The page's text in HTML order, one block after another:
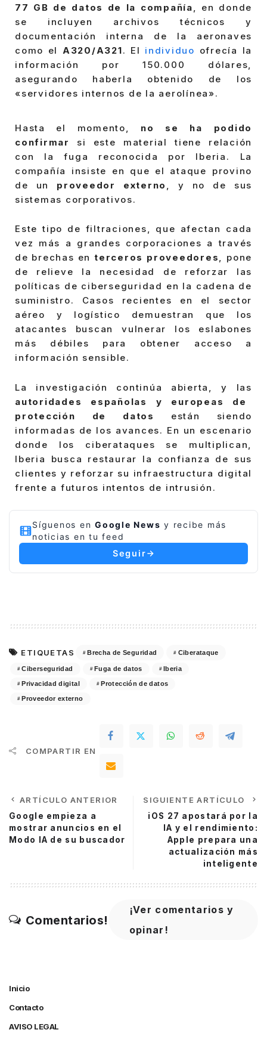
77 GB de datos de la compañía, en donde
se incluyen archivos técnicos y
documentación interna de la aeronaves
como el A320/A321. El individuo ofrecía la
información por 150.000 dólares,
asegurando haberla obtenido de los
«servidores internos de la aerolínea».
Hasta el momento, no se ha podido
confirmar
si este material tiene relación
con la fuga reconocida por Iberia. La
compañía insiste en que el ataque provino
de un proveedor externo
, y no de sus
sistemas corporativos.
Este tipo de filtraciones, que afectan cada
vez más a grandes corporaciones a través
de brechas enterceros proveedores, pone
de relieve la necesidad de reforzar las
políticas de ciberseguridad en la cadena de
suministro. Casos recientes en el sector
aéreo y logístico demuestran que los
atacantes buscan vulnerar los eslabones
más débiles para obtener acceso a
información sensible.
La investigación continúa abierta, y las
autoridades españolas y europeas de
protección de datos están siendo
informadas de los avances. En un escenario
donde los ciberataques se multiplican,
Iberia busca restaurar la confianza de sus
clientes y reforzar su infraestructura digital
frente a futuros intentos de intrusión.
Síguenos en Google News y recibe más
noticias en tu feed
Seguir
ETIQUETAS Brecha de Seguridad Ciberataque
Ciberseguridad Fuga de datos Iberia
Privacidad digital Protección de datos
Proveedor externo
COMPARTIR EN
ARTÍCULO ANTERIOR
Google empieza a
mostrar anuncios en el
Modo IA de su buscador
SIGUIENTE ARTÍCULO
iOS 27 apostará por la
IA y el rendimiento:
Apple prepara una
actualización más
inteligente
Comentarios!
¡Ver comentarios y
opinar!
Inicio
Contacto
AVISO LEGAL